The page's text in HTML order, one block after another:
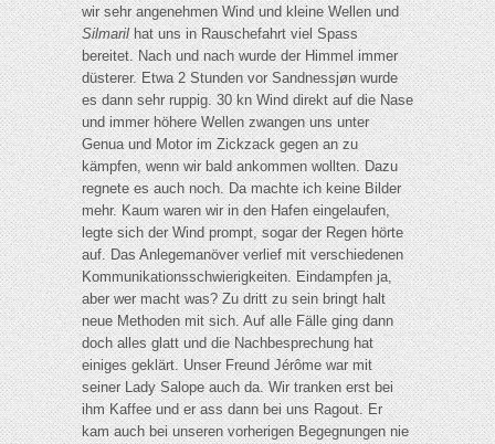
wir sehr angenehmen Wind und kleine Wellen und
Silmarilhat uns in Rauschefahrt viel Spass
bereitet. Nach und nach wurde der Himmel immer
düsterer. Etwa 2 Stunden vor Sandnessjøn wurde
es dann sehr ruppig. 30 kn Wind direkt auf die Nase
und immer höhere Wellen zwangen uns unter
Genua und Motor im Zickzack gegen an zu
kämpfen, wenn wir bald ankommen wollten. Dazu
regnete es auch noch. Da machte ich keine Bilder
mehr. Kaum waren wir in den Hafen eingelaufen,
legte sich der Wind prompt, sogar der Regen hörte
auf. Das Anlegemanöver verlief mit verschiedenen
Kommunikationsschwierigkeiten. Eindampfen ja,
aber wer macht was? Zu dritt zu sein bringt halt
neue Methoden mit sich. Auf alle Fälle ging dann
doch alles glatt und die Nachbesprechung hat
einiges geklärt. Unser Freund Jérôme war mit
seiner Lady Salope auch da. Wir tranken erst bei
ihm Kaffee und er ass dann bei uns Ragout. Er
kam auch bei unseren vorherigen Begegnungen nie